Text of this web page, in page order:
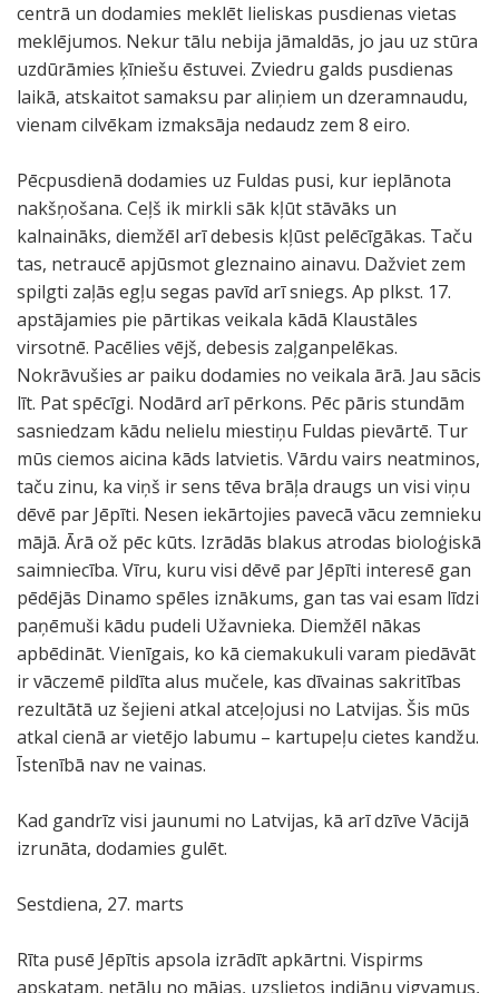
centrā un dodamies meklēt lieliskas pusdienas vietas
meklējumos. Nekur tālu nebija jāmaldās, jo jau uz stūra
uzdūrāmies ķīniešu ēstuvei. Zviedru galds pusdienas
laikā, atskaitot samaksu par aliņiem un dzeramnaudu,
vienam cilvēkam izmaksāja nedaudz zem 8 eiro.
Pēcpusdienā dodamies uz Fuldas pusi, kur ieplānota
nakšņošana. Ceļš ik mirkli sāk kļūt stāvāks un
kalnaināks, diemžēl arī debesis kļūst pelēcīgākas. Taču
tas, netraucē apjūsmot gleznaino ainavu. Dažviet zem
spilgti zaļās egļu segas pavīd arī sniegs. Ap plkst. 17.
apstājamies pie pārtikas veikala kādā Klaustāles
virsotnē. Pacēlies vējš, debesis zaļganpelēkas.
Nokrāvušies ar paiku dodamies no veikala ārā. Jau sācis
līt. Pat spēcīgi. Nodārd arī pērkons. Pēc pāris stundām
sasniedzam kādu nelielu miestiņu Fuldas pievārtē. Tur
mūs ciemos aicina kāds latvietis. Vārdu vairs neatminos,
taču zinu, ka viņš ir sens tēva brāļa draugs un visi viņu
dēvē par Jēpīti. Nesen iekārtojies pavecā vācu zemnieku
mājā. Ārā ož pēc kūts. Izrādās blakus atrodas bioloģiskā
saimniecība. Vīru, kuru visi dēvē par Jēpīti interesē gan
pēdējās Dinamo spēles iznākums, gan tas vai esam līdzi
paņēmuši kādu pudeli Užavnieka. Diemžēl nākas
apbēdināt. Vienīgais, ko kā ciemakukuli varam piedāvāt
ir vāczemē pildīta alus mučele, kas dīvainas sakritības
rezultātā uz šejieni atkal atceļojusi no Latvijas. Šis mūs
atkal cienā ar vietējo labumu – kartupeļu cietes kandžu.
Īstenībā nav ne vainas.
Kad gandrīz visi jaunumi no Latvijas, kā arī dzīve Vācijā
izrunāta, dodamies gulēt.
Sestdiena, 27. marts
Rīta pusē Jēpītis apsola izrādīt apkārtni. Vispirms
apskatam, netālu no mājas, uzslietos indiāņu vigvamus,